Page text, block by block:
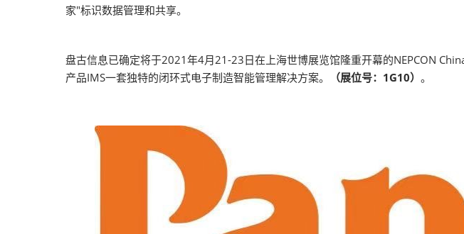
家"标识数据管理和共享。
盘古信息已确定将于2021年4月21-23日在上海世博展览馆隆重开幕的NEPCON
产品IMS一套独特的闭环式电子制造智能管理解决方案。
（展位号：1G10） 。